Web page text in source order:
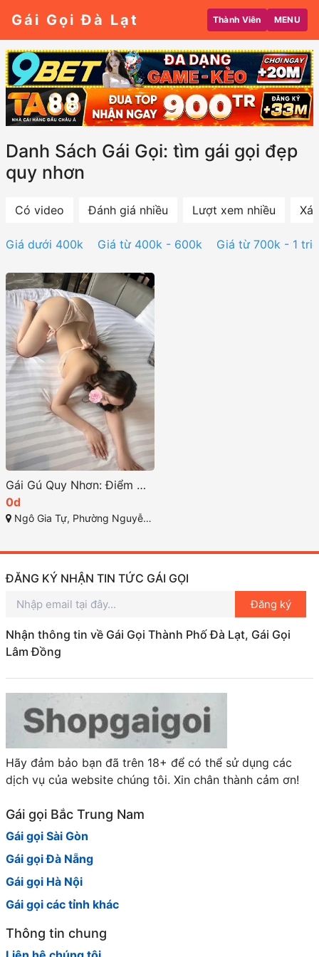
Gái Gọi Đà Lạt Thành Viên MENU
Danh Sách Gái Gọi: tìm gái gọi đẹp
quy nhơn
Có video Đánh giá nhiều Lượt xem nhiều
Giá dưới 400k Giá từ 400k - 600k Giá từ 700k - 1
Gái Gú Quy Nhơn: Điểm Đến Hấp Dẫn Cho Anh Em 77
0d
Ngô Gia Tự, Phường Nguyễn Văn Cừ, Thành phố Quy Nhơn, Tỉnh Bình Định
ĐĂNG KÝ NHẬN TIN TỨC GÁI GỌI
Đăng ký
Nhận thông tin về Gái Gọi Thành Phố Đà Lạt, Gái Gọi
Lâm Đồng
Hãy đảm bảo bạn đã trên 18+ để có thể sử dụng các
dịch vụ của website chúng tôi. Xin chân thành cảm ơn!
Gái gọi Bắc Trung Nam
Gái gọi Sài Gòn
Gái gọi Đà Nẵng
Gái gọi Hà Nội
Gái gọi các tỉnh khác
Thông tin chung